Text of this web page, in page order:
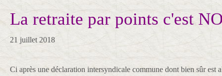
La retraite par points c'est
21 juillet 2018
Ci après une déclaration intersyndicale commune dont bien sûr est